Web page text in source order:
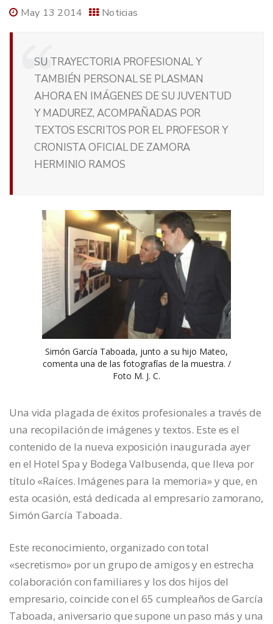
May 13 2014 Noticias
SU TRAYECTORIA PROFESIONAL Y
TAMBIÉN PERSONAL SE PLASMAN
AHORA EN IMÁGENES DE SU JUVENTUD
Y MADUREZ, ACOMPAÑADAS POR
TEXTOS ESCRITOS POR EL PROFESOR Y
CRONISTA OFICIAL DE ZAMORA
HERMINIO RAMOS
Simón García Taboada, junto a su hijo Mateo,
comenta una de las fotografías de la muestra. /
Foto M. J. C.
Una vida plagada de éxitos profesionales a través de
una recopilación de imágenes y textos. Este es el
contenido de la nueva exposición inaugurada ayer
en el Hotel Spa y Bodega Valbusenda, que lleva por
título «Raíces. Imágenes para la memoria» y que, en
esta ocasión, está dedicada al empresario zamorano,
Simón García Taboada.
Este reconocimiento, organizado con total
«secretismo» por un grupo de amigos y en estrecha
colaboración con familiares y los dos hijos del
empresario, coincide con el 65 cumpleaños de García
Taboada, aniversario que supone un paso más y una